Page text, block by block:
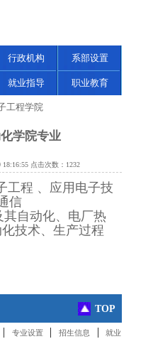
行政机构 系部设置
就业指导 职业教育
工程学院
学院专业
点击次数：1232
工程 、应用电子技
信
自动化、电厂热
技术、生产过程
TOP
| 专业设置 | 招生信息 | 就业